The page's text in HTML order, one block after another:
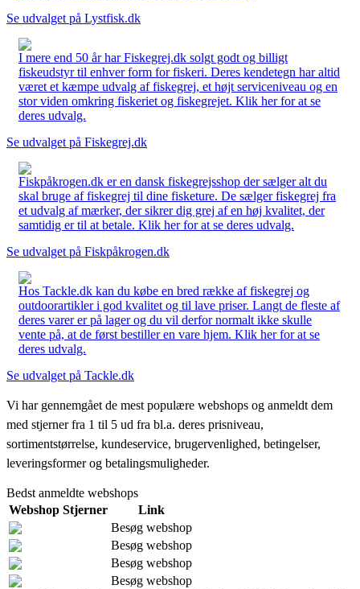
Se udvalget på Lystfisk.dk
I mere end 50 år har Fiskegrej.dk solgt godt og billigt
fiskeudstyr til enhver form for fiskeri. Deres kendetegn har altid
været et kæmpe udvalg af fiskegrej, et højt serviceniveau og en
stor viden omkring fiskeriet og fiskegrejet. Klik her for at se
deres udvalg.
Se udvalget på Fiskegrej.dk
Fiskpåkrogen.dk er en dansk fiskegrejsshop der sælger alt du
skal bruge af fiskegrej til dine fisketure. De sælger fiskegrej fra
et udvalg af mærker, der sikrer dig grej af en høj kvalitet, der
samtidig er til at betale. Klik her for at se deres udvalg.
Se udvalget på Fiskpåkrogen.dk
Hos Tackle.dk kan du købe en bred række af fiskegrej og
outdoorartikler i god kvalitet og til lave priser. Langt de fleste af
deres varer er på lager og du vil derfor normalt ikke skulle
vente på, at de først bestiller en vare hjem. Klik her for at se
deres udvalg.
Se udvalget på Tackle.dk
Vi har gennemgået de mest populære webshops og anmeldt dem
med stjerner fra 1 til 5 ud fra bl.a. deres prisniveau,
sortimentstørrelse, kundeservice, brugervenlighed, betingelser,
leveringsformer og betalingsmuligheder.
Bedst anmeldte webshops
Webshop Stjerner
Link
Besøg webshop
Besøg webshop
Besøg webshop
Besøg webshop